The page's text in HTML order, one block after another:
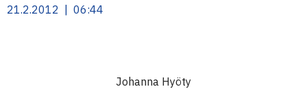
21.2.2012 | 06:44
Johanna Hyöty